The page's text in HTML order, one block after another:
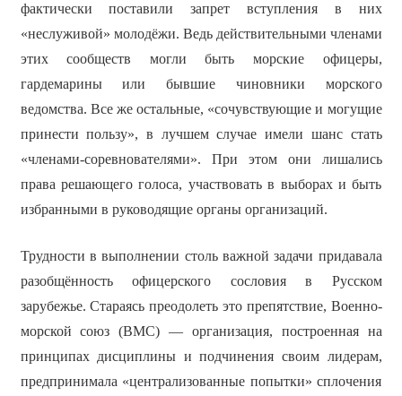
фактически поставили запрет вступления в них
«неслуживой» молодёжи. Ведь действительными членами
этих сообществ могли быть морские офицеры,
гардемарины или бывшие чиновники морского
ведомства. Все же остальные, «сочувствующие и могущие
принести пользу», в лучшем случае имели шанс стать
«членами-соревнователями». При этом они лишались
права решающего голоса, участвовать в выборах и быть
избранными в руководящие органы организаций.
Трудности в выполнении столь важной задачи придавала
разобщённость офицерского сословия в Русском
зарубежье. Стараясь преодолеть это препятствие, Военно-
морской союз (ВМС) — организация, построенная на
принципах дисциплины и подчинения своим лидерам,
предпринимала «централизованные попытки» сплочения